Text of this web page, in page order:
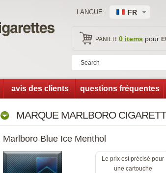
LANGUE: FR
PANIER 0 item pour
avis des client questions fréquente
MARQUE MARLBORO
Marlboro Blue Ice Menthol
Le prix est précisé pour
une cartouche